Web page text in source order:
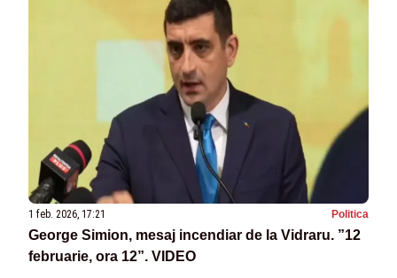
1 feb. 2026, 17:21 Politica
George Simion, mesaj incendiar de la Vidraru. ”12
februarie, ora 12”. VIDEO